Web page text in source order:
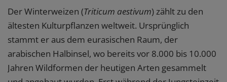
Der Winterweizen (Triticum aestivum) zählt zu den
ältesten Kulturpflanzen weltweit. Ursprünglich
stammt er aus dem eurasischen Raum, der
arabischen Halbinsel, wo bereits vor 8.000 bis 10.000
Jahren Wildformen der heutigen Arten gesammelt